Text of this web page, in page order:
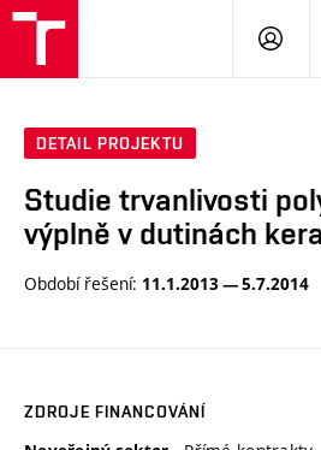
DETAIL PROJEKTU
Studie trvanlivosti
výplně v dutinách
Období řešení: 11.1.2013 — 5.7.2014
ZDROJE FINANCOVÁNÍ